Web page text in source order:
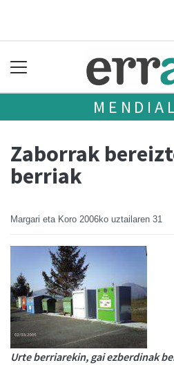
Zaborrak
berriak
Margari eta Koro 2006ko uztailaren 31
Urte berriarekin, gai ezberdinak